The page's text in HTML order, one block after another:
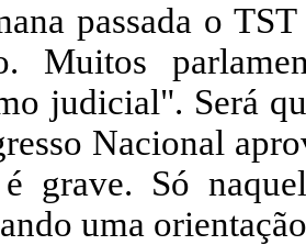
passada o
Muitos
judicial". Será
Nacional
grave. Só
uma